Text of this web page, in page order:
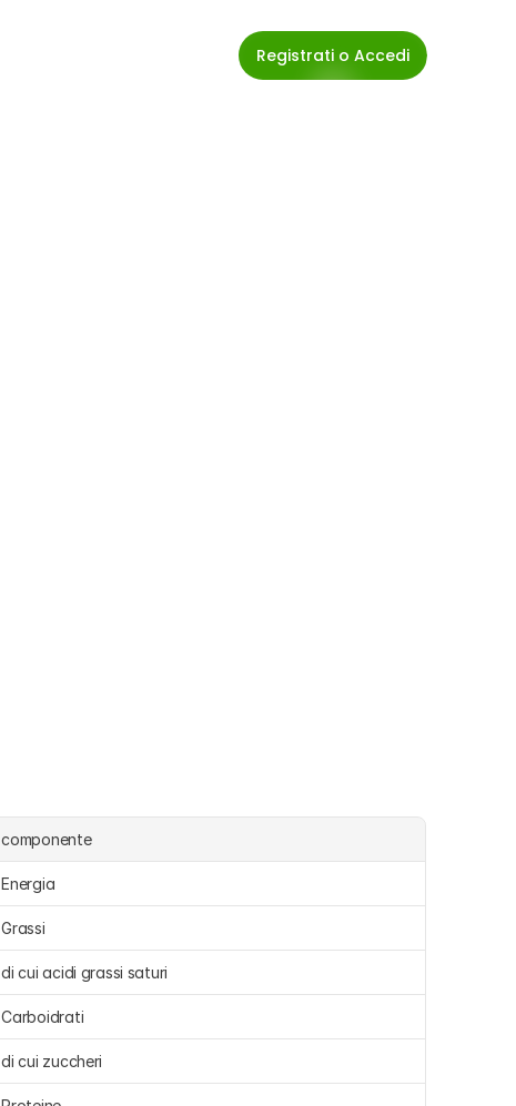
Registrati o Accedi
componente
Energia
Grassi
di cui acidi grassi saturi
Carboidrati
di cui zuccheri